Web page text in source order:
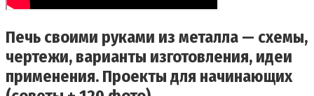
Печь своими руками из металла — схемы,
чертежи, варианты изготовления, идеи
применения. Проекты для начинающих